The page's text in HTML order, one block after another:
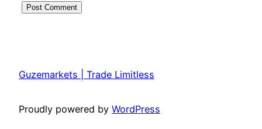
Guzemarkets | Trade Limitless
Proudly powered by WordPress